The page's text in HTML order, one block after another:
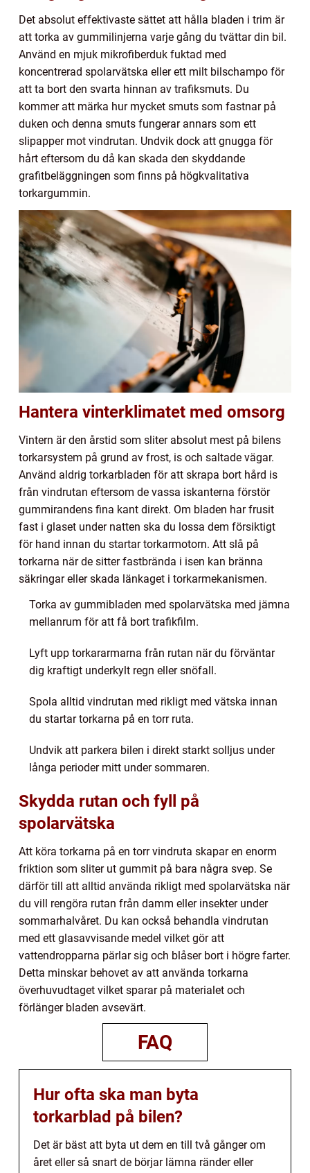
Det absolut effektivaste sättet att hålla bladen i trim är
att torka av gummilinjerna varje gång du tvättar din bil.
Använd en mjuk mikrofiberduk fuktad med
koncentrerad spolarvätska eller ett milt bilschampo för
att ta bort den svarta hinnan av trafiksmuts. Du
kommer att märka hur mycket smuts som fastnar på
duken och denna smuts fungerar annars som ett
slipapper mot vindrutan. Undvik dock att gnugga för
hårt eftersom du då kan skada den skyddande
grafitbeläggningen som finns på högkvalitativa
torkargummin.
Hantera vinterklimatet med omsorg
Vintern är den årstid som sliter absolut mest på bilens
torkarsystem på grund av frost, is och saltade vägar.
Använd aldrig torkarbladen för att skrapa bort hård is
från vindrutan eftersom de vassa iskanterna förstör
gummirandens fina kant direkt. Om bladen har frusit
fast i glaset under natten ska du lossa dem försiktigt
för hand innan du startar torkarmotorn. Att slå på
torkarna när de sitter fastbrända i isen kan bränna
säkringar eller skada länkaget i torkarmekanismen.
Torka av gummibladen med spolarvätska med jämna
mellanrum för att få bort trafikfilm.
Lyft upp torkararmarna från rutan när du förväntar
dig kraftigt underkylt regn eller snöfall.
Spola alltid vindrutan med rikligt med vätska innan
du startar torkarna på en torr ruta.
Undvik att parkera bilen i direkt starkt solljus under
långa perioder mitt under sommaren.
Skydda rutan och fyll på
spolarvätska
Att köra torkarna på en torr vindruta skapar en enorm
friktion som sliter ut gummit på bara några svep. Se
därför till att alltid använda rikligt med spolarvätska när
du vill rengöra rutan från damm eller insekter under
sommarhalvåret. Du kan också behandla vindrutan
med ett glasavvisande medel vilket gör att
vattendropparna pärlar sig och blåser bort i högre farter.
Detta minskar behovet av att använda torkarna
överhuvudtaget vilket sparar på materialet och
förlänger bladen avsevärt.
FAQ
Hur ofta ska man byta
torkarblad på bilen?
Det är bäst att byta ut dem en till två gånger om
året eller så snart de börjar lämna ränder eller